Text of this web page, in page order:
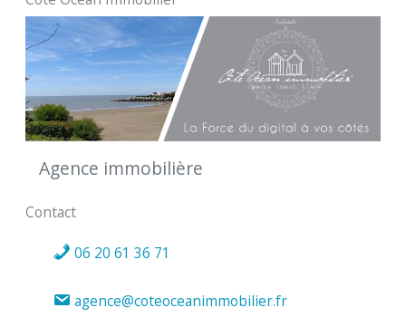
Agence immobilière
Contact
06 20 61 36 71
agence@coteoceanimmobilier.fr